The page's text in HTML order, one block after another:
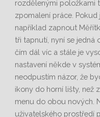
rozdělenými položkami
zpomalení práce.
například zapnout
tři tapnutí, nyní se jedná
čím dál víc a stále je
nastavení někde v
neodpustím názor, že
ikony do horní lišty, než
menu do obou nových.
uživatelského prostředí